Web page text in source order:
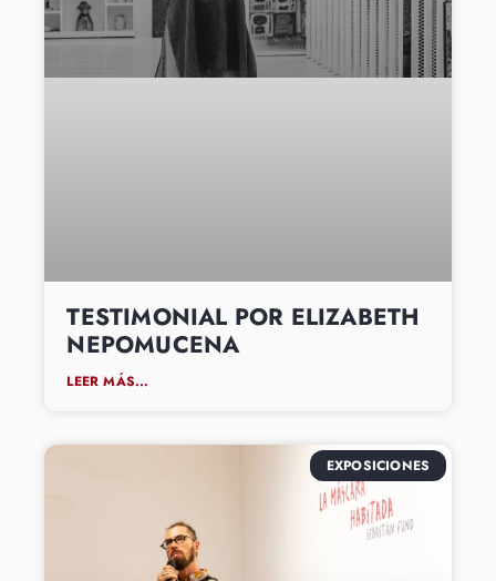
TESTIMONIAL POR ELIZABETH
NEPOMUCENA
LEER MÁS...
EXPOSICIONES